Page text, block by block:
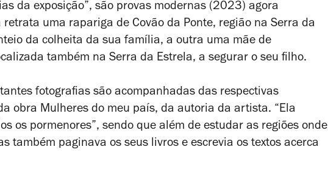
da exposição”, são provas modernas (2023) agora
uma rapariga de Covão da Ponte, região na Serra da
da colheita da sua família, a outra uma mãe de
também na Serra da Estrela, a segurar o seu filho.
fotografias são acompanhadas das respectivas
obra Mulheres do meu país, da autoria da artista. “Ela
os pormenores”, sendo que além de estudar as regiões onde
também paginava os seus livros e escrevia os textos acerca